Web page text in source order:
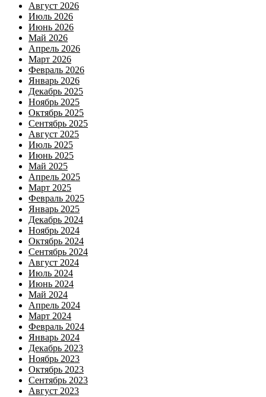
Август 2026
Июль 2026
Июнь 2026
Май 2026
Апрель 2026
Март 2026
Февраль 2026
Январь 2026
Декабрь 2025
Ноябрь 2025
Октябрь 2025
Сентябрь 2025
Август 2025
Июль 2025
Июнь 2025
Май 2025
Апрель 2025
Март 2025
Февраль 2025
Январь 2025
Декабрь 2024
Ноябрь 2024
Октябрь 2024
Сентябрь 2024
Август 2024
Июль 2024
Июнь 2024
Май 2024
Апрель 2024
Март 2024
Февраль 2024
Январь 2024
Декабрь 2023
Ноябрь 2023
Октябрь 2023
Сентябрь 2023
Август 2023